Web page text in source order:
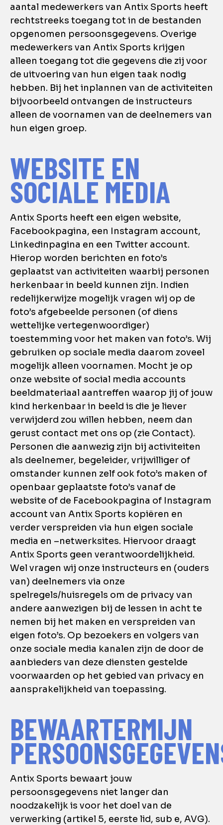
aantal medewerkers van Antix Sports heeft
rechtstreeks toegang tot in de bestanden
opgenomen persoonsgegevens. Overige
medewerkers van Antix Sports krijgen
alleen toegang tot die gegevens die zij voor
de uitvoering van hun eigen taak nodig
hebben. Bij het inplannen van de activiteiten
bijvoorbeeld ontvangen de instructeurs
alleen de voornamen van de deelnemers van
hun eigen groep.
WEBSITE EN
SOCIALE MEDIA
Antix Sports heeft een eigen website,
Facebookpagina, een Instagram account,
Linkedinpagina en een Twitter account.
Hierop worden berichten en foto’s
geplaatst van activiteiten waarbij personen
herkenbaar in beeld kunnen zijn. Indien
redelijkerwijze mogelijk vragen wij op de
foto’s afgebeelde personen (of diens
wettelijke vertegenwoordiger)
toestemming voor het maken van foto’s. Wij
gebruiken op sociale media daarom zoveel
mogelijk alleen voornamen. Mocht je op
onze website of social media accounts
beeldmateriaal aantreffen waarop jij of jouw
kind herkenbaar in beeld is die je liever
verwijderd zou willen hebben, neem dan
gerust contact met ons op (zie Contact).
Personen die aanwezig zijn bij activiteiten
als deelnemer, begeleider, vrijwilliger of
omstander kunnen zelf ook foto’s maken of
openbaar geplaatste foto’s vanaf de
website of de Facebookpagina of Instagram
account van Antix Sports kopiëren en
verder verspreiden via hun eigen sociale
media en –netwerksites. Hiervoor draagt
Antix Sports geen verantwoordelijkheid.
Wel vragen wij onze instructeurs en (ouders
van) deelnemers via onze
spelregels/huisregels om de privacy van
andere aanwezigen bij de lessen in acht te
nemen bij het maken en verspreiden van
eigen foto’s. Op bezoekers en volgers van
onze sociale media kanalen zijn de door de
aanbieders van deze diensten gestelde
voorwaarden op het gebied van privacy en
aansprakelijkheid van toepassing.
BEWAARTERMIJN
Antix Sports bewaart jouw
persoonsgegevens niet langer dan
noodzakelijk is voor het doel van de
verwerking (artikel 5, eerste lid, sub e, AVG).